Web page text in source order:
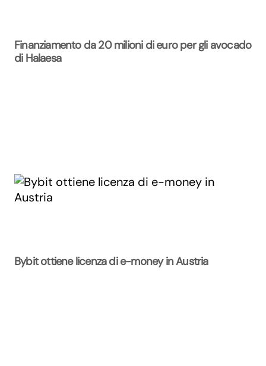
Finanziamento da 20 milioni di euro per gli avocado
di Halaesa
Bybit ottiene licenza di e-money in Austria